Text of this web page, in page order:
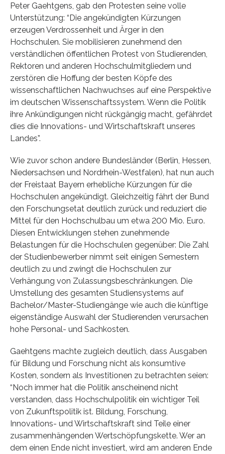
Peter Gaehtgens, gab den Protesten seine volle
Unterstützung: “Die angekündigten Kürzungen
erzeugen Verdrossenheit und Ärger in den
Hochschulen. Sie mobilisieren zunehmend den
verständlichen öffentlichen Protest von Studierenden,
Rektoren und anderen Hochschulmitgliedern und
zerstören die Hoffung der besten Köpfe des
wissenschaftlichen Nachwuchses auf eine Perspektive
im deutschen Wissenschaftssystem. Wenn die Politik
ihre Ankündigungen nicht rückgängig macht, gefährdet
dies die Innovations- und Wirtschaftskraft unseres
Landes”.
Wie zuvor schon andere Bundesländer (Berlin, Hessen,
Niedersachsen und Nordrhein-Westfalen), hat nun auch
der Freistaat Bayern erhebliche Kürzungen für die
Hochschulen angekündigt. Gleichzeitig fährt der Bund
den Forschungsetat deutlich zurück und reduziert die
Mittel für den Hochschulbau um etwa 200 Mio. Euro.
Diesen Entwicklungen stehen zunehmende
Belastungen für die Hochschulen gegenüber: Die Zahl
der Studienbewerber nimmt seit einigen Semestern
deutlich zu und zwingt die Hochschulen zur
Verhängung von Zulassungsbeschränkungen. Die
Umstellung des gesamten Studiensystems auf
Bachelor/Master-Studiengänge wie auch die künftige
eigenständige Auswahl der Studierenden verursachen
hohe Personal- und Sachkosten.
Gaehtgens machte zugleich deutlich, dass Ausgaben
für Bildung und Forschung nicht als konsumtive
Kosten, sondern als Investitionen zu betrachten seien:
“Noch immer hat die Politik anscheinend nicht
verstanden, dass Hochschulpolitik ein wichtiger Teil
von Zukunftspolitik ist. Bildung, Forschung,
Innovations- und Wirtschaftskraft sind Teile einer
zusammenhängenden Wertschöpfungskette. Wer an
dem einen Ende nicht investiert, wird am anderen Ende